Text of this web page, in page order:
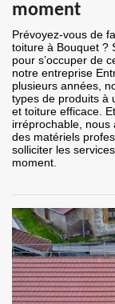
moment
Prévoyez-vous de
toiture à Bouquet ?
pour s’occuper de
notre entreprise
plusieurs années,
types de produits à
et toiture efficace.
irréprochable, nous
des matériels
solliciter les
moment.